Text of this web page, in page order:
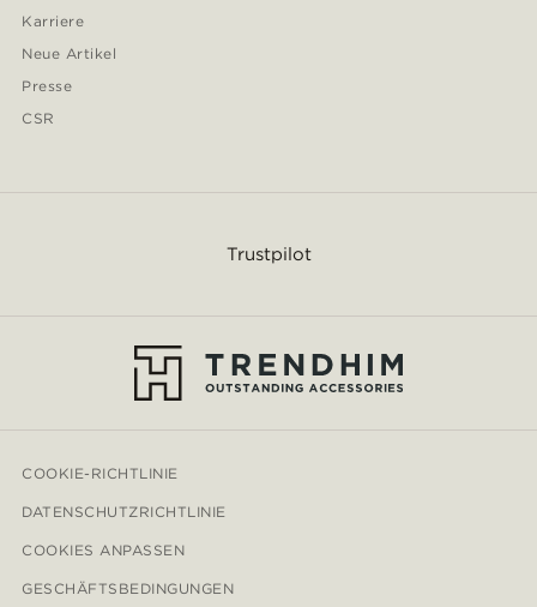
Karriere
Neue Artikel
Presse
CSR
Trustpilot
COOKIE-RICHTLINIE
DATENSCHUTZRICHTLINIE
COOKIES ANPASSEN
GESCHÄFTSBEDINGUNGEN